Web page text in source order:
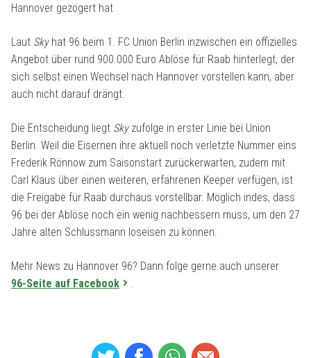
Hannover gezögert hat
Laut Skyhat 96 beim 1. FC Union Berlin inzwischen ein offizielles
Angebot über rund 900.000 Euro Ablöse für Raab hinterlegt, der
sich selbst einen Wechsel nach Hannover vorstellen kann, aber
auch nicht darauf drängt.
Die Entscheidung liegt Skyzufolge in erster Linie bei Union
Berlin. Weil die Eisernen ihre aktuell noch verletzte Nummer eins
Frederik Rönnow zum Saisonstart zurückerwarten, zudem mit
Carl Klaus über einen weiteren, erfahrenen Keeper verfügen, ist
die Freigabe für Raab durchaus vorstellbar. Möglich indes, dass
96 bei der Ablöse noch ein wenig nachbessern muss, um den 27
Jahre alten Schlussmann loseisen zu können.
Mehr News zu Hannover 96? Dann folge gerne auch unserer
96-Seite auf Facebook